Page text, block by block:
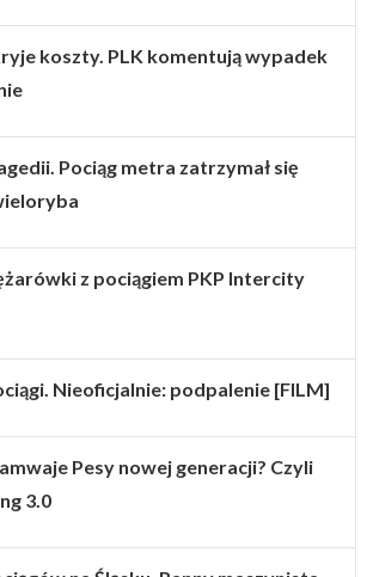
koszty. PLK komentują wypadek
Pociąg metra zatrzymał się
z pociągiem PKP Intercity
Nieoficjalnie: podpalenie [FILM]
Pesy nowej generacji? Czyli
3.0